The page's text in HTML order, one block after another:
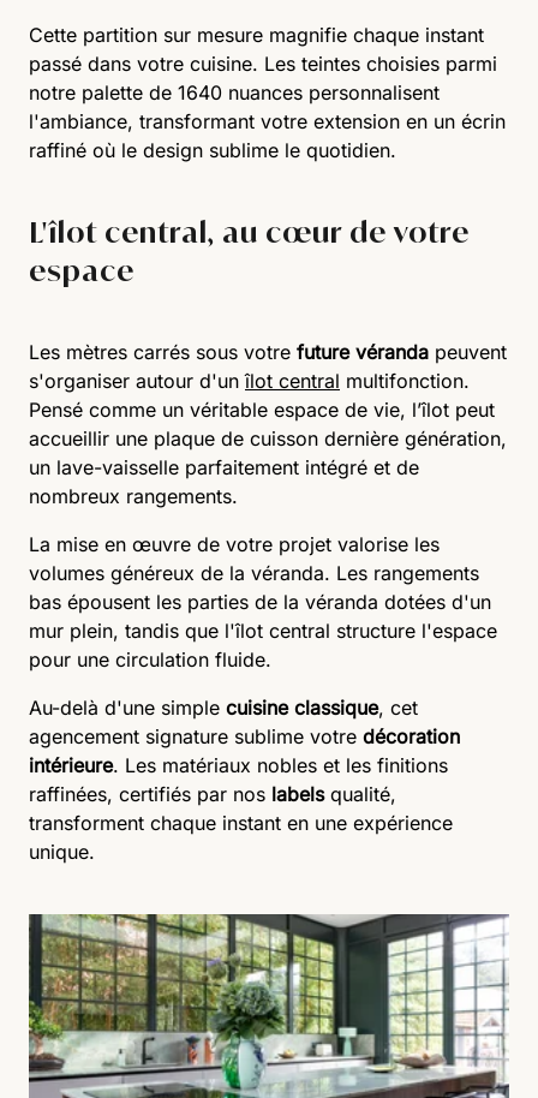
Cette partition sur mesure magnifie chaque instant
passé dans votre cuisine. Les teintes choisies parmi
notre palette de 1640 nuances personnalisent
l'ambiance, transformant votre extension en un écrin
raffiné où le design sublime le quotidien.
L'îlot central, au cœur de votre
espace
Les mètres carrés sous votre future véranda peuvent
s'organiser autour d'unîlot central multifonction.
Pensé comme un véritable espace de vie, l’îlot peut
accueillir une plaque de cuisson dernière génération,
un lave-vaisselle parfaitement intégré et de
nombreux rangements.
La mise en œuvre de votre projet valorise les
volumes généreux de la véranda. Les rangements
bas épousent les parties de la véranda dotées d'un
mur plein, tandis que l'îlot central structure l'espace
pour une circulation fluide.
Au-delà d'une simple cuisine classique, cet
agencement signature sublime votre décoration
intérieure. Les matériaux nobles et les finitions
raffinées, certifiés par nos labelsqualité,
transforment chaque instant en une expérience
unique.